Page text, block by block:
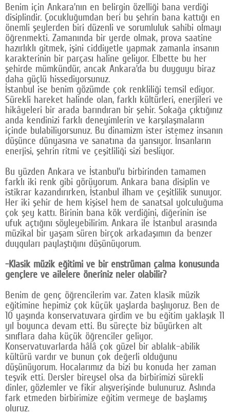
Benim için Ankara’nın en belirgin özelliği bana verdiği
disiplindir. Çocukluğumdan beri bu şehrin bana kattığı en
önemli şeylerden biri düzenli ve sorumluluk sahibi olmayı
öğrenmekti. Zamanında bir yerde olmak, prova saatine
hazırlıklı gitmek, işini ciddiyetle yapmak zamanla insanın
karakterinin bir parçası haline geliyor. Elbette bu her
şehirde mümkündür, ancak Ankara’da bu duyguyu biraz
daha güçlü hissediyorsunuz.
İstanbul ise benim gözümde çok renkliliği temsil ediyor.
Sürekli hareket halinde olan, farklı kültürleri, enerjileri ve
hikâyeleri bir arada barındıran bir şehir. Sokağa çıktığınız
anda kendinizi farklı deneyimlerin ve karşılaşmaların
içinde bulabiliyorsunuz. Bu dinamizm ister istemez insanın
düşünce dünyasına ve sanatına da yansıyor. İnsanların
enerjisi, şehrin ritmi ve çeşitliliği sizi besliyor.
Bu yüzden Ankara ve İstanbul’u birbirinden tamamen
farklı iki renk gibi görüyorum. Ankara bana disiplin ve
istikrar kazandırırken, İstanbul ilham ve çeşitlilik sunuyor.
Her iki şehir de hem kişisel hem de sanatsal yolculuğuma
çok şey kattı. Birinin bana kök verdiğini, diğerinin ise
ufuk açtığını söyleyebilirim. Ankara ile İstanbul arasında
müzikal bir yaşam süren birçok arkadaşımın da benzer
duyguları paylaştığını düşünüyorum.
-Klasik müzik eğitimi ve bir enstrüman çalma konusunda
gençlere ve ailelere öneriniz neler olabilir?
Benim de genç öğrencilerim var. Zaten klasik müzik
eğitimine hepimiz çok küçük yaşlarda başlıyoruz. Ben de
10 yaşında konservatuvara girdim ve bu eğitim yaklaşık 11
yıl boyunca devam etti. Bu süreçte biz büyürken alt
sınıflara daha küçük öğrenciler geliyor.
Konservatuvarlarda hâlâ çok güzel bir ablalık–abilik
kültürü vardır ve bunun çok değerli olduğunu
düşünüyorum. Hocalarımız da bizi bu konuda her zaman
teşvik etti. Dersler bireysel olsa da birbirimizi sürekli
dinler, gözlemler ve fikir alışverişinde bulunuruz. Aslında
fark etmeden birbirimize eğitim vermeye de başlamış
oluruz.